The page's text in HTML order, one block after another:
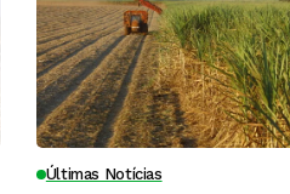
Últimas Notícias